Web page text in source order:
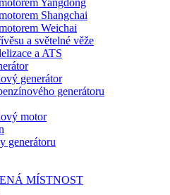
Yangdong
Shangchai
Weichai
a světelné věže
a ATS
generátor
generátoru
motor
generátoru
MÍSTNOST